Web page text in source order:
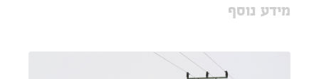
מידע נוסף